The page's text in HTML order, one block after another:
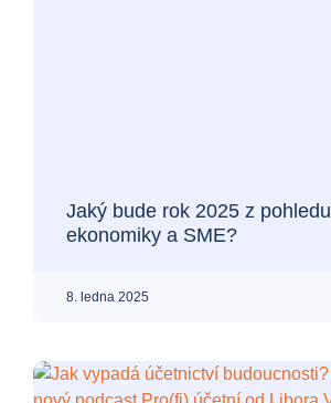
Jaký bude rok 2025 z pohledu
ekonomiky a SME?
8. ledna 2025